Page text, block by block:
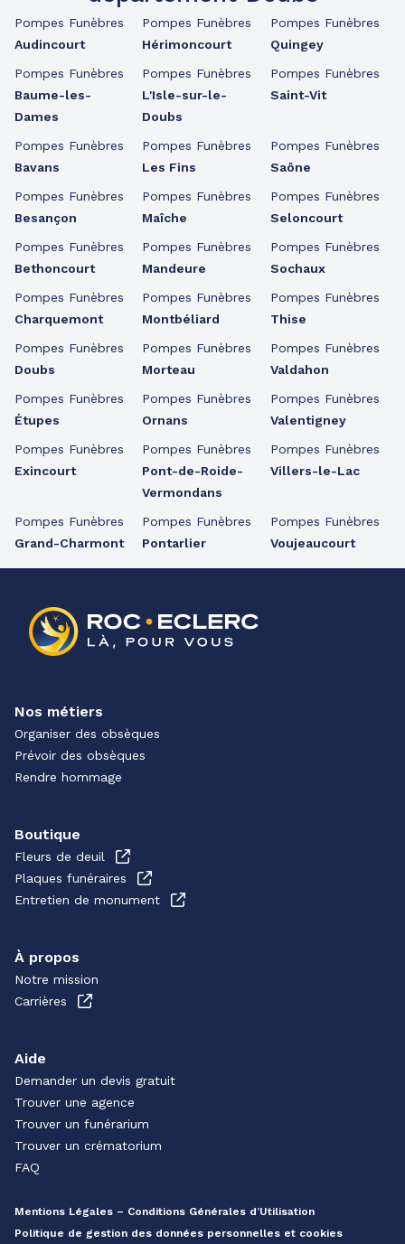
Pompes Funèbres
Audincourt
Pompes Funèbres
Baume-les-
Dames
Pompes Funèbres
Bavans
Pompes Funèbres
Besançon
Pompes Funèbres
Bethoncourt
Pompes Funèbres
Charquemont
Pompes Funèbres
Doubs
Pompes Funèbres
Étupes
Pompes Funèbres
Exincourt
Pompes Funèbres
Grand-Charmont
Pompes Funèbres
Hérimoncourt
Pompes Funèbres
L'Isle-sur-le-
Doubs
Pompes Funèbres
Les Fins
Pompes Funèbres
Maîche
Pompes Funèbres
Mandeure
Pompes Funèbres
Montbéliard
Pompes Funèbres
Morteau
Pompes Funèbres
Ornans
Pompes Funèbres
Pont-de-Roide-
Vermondans
Pompes Funèbres
Pontarlier
Pompes Funèbres
Quingey
Pompes Funèbres
Saint-Vit
Pompes Funèbres
Saône
Pompes Funèbres
Seloncourt
Pompes Funèbres
Sochaux
Pompes Funèbres
Thise
Pompes Funèbres
Valdahon
Pompes Funèbres
Valentigney
Pompes Funèbres
Villers-le-Lac
Pompes Funèbres
Voujeaucourt
Nos métiers
Organiser des obsèques
Prévoir des obsèques
Rendre hommage
Boutique
Fleurs de deuil
Plaques funéraires
Entretien de monument
À propos
Notre mission
Carrières
Aide
Demander un devis gratuit
Trouver une agence
Trouver un funérarium
Trouver un crématorium
FAQ
Mentions Légales – Conditions Générales d’Utilisation
Politique de gestion des données personnelles et cookies